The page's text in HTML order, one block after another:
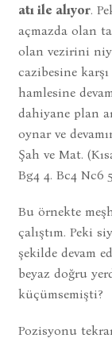
atı ile alıyor.
açmazda olan
olan vezirini
cazibesine
hamlesine
dahiyane plan
oynar ve
Şah ve Mat.
Bg4 4. Bc4 Nc6
Bu örnekte
çalıştım. Peki
şekilde devam
beyaz doğru
küçümsemişti?
Pozisyonu